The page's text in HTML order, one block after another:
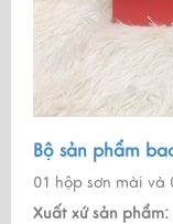
Bộ sản phẩm
01 hộp sơn mài và
Xuất xứ sản phẩm: